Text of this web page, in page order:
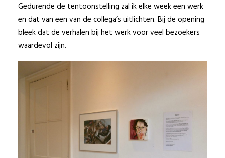
Gedurende de tentoonstelling zal ik elke week een werk
en dat van een van de collega’s uitlichten. Bij de opening
bleek dat de verhalen bij het werk voor veel bezoekers
waardevol zijn.